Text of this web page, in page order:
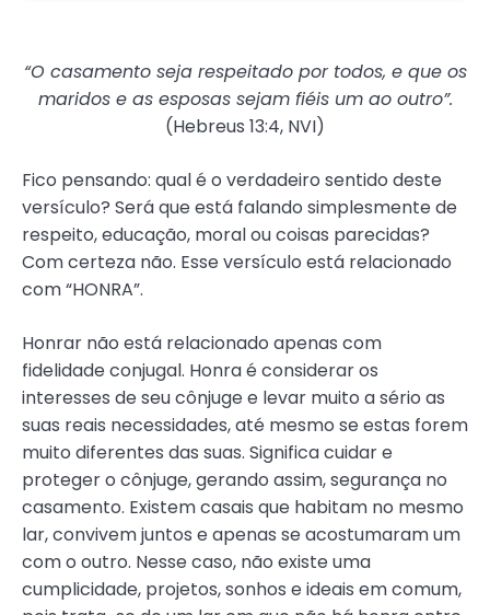
“O casamento seja respeitado por todos, e que os
maridos e as esposas sejam fiéis um ao outro”.
(Hebreus 13:4, NVI)
Fico pensando: qual é o verdadeiro sentido deste
versículo? Será que está falando simplesmente de
respeito, educação, moral ou coisas parecidas?
Com certeza não. Esse versículo está relacionado
com “HONRA”.
Honrar não está relacionado apenas com
fidelidade conjugal. Honra é considerar os
interesses de seu cônjuge e levar muito a sério as
suas reais necessidades, até mesmo se estas forem
muito diferentes das suas. Significa cuidar e
proteger o cônjuge, gerando assim, segurança no
casamento. Existem casais que habitam no mesmo
lar, convivem juntos e apenas se acostumaram um
com o outro. Nesse caso, não existe uma
cumplicidade, projetos, sonhos e ideais em comum,